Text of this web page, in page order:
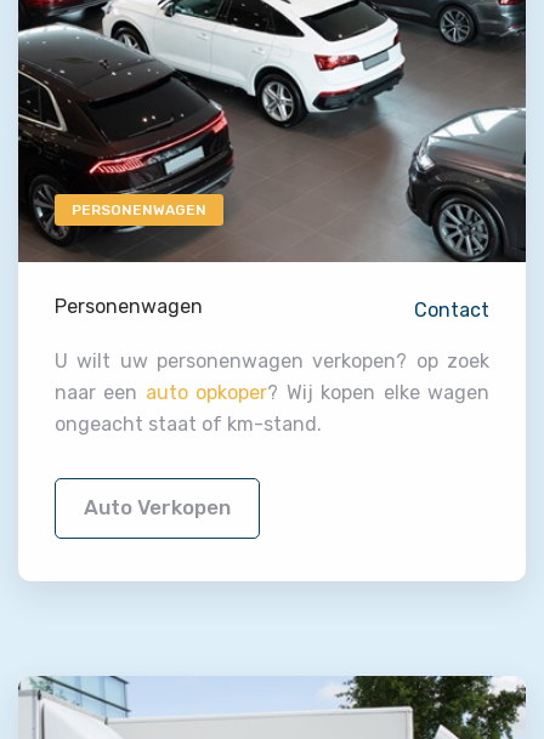
PERSONENWAGEN
Personenwagen Contact
U wilt uw personenwagen verkopen? op zoek
naar een auto opkoper? Wij kopen elke wagen
ongeacht staat of km-stand.
Auto Verkopen